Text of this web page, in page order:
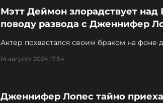
Мэтт Деймон злорадствует
поводу развода с Дженнифер
Актер похвастался своим браком на
14 августа 2024 17:54
Дженнифер Лопес тайно